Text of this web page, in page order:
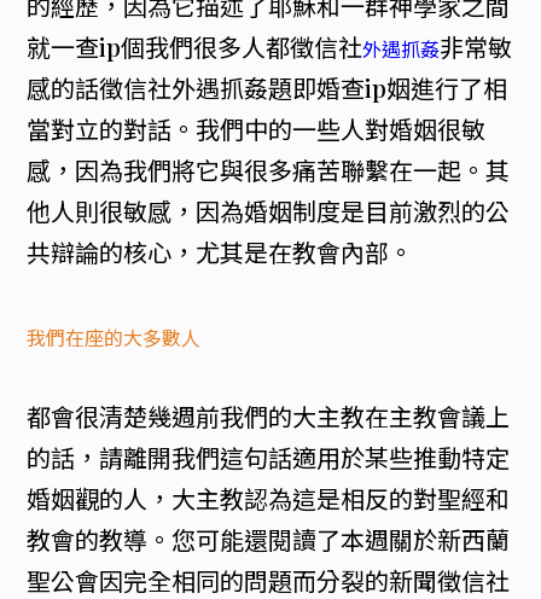
就一查ip個我們很多人都徵信社外遇抓姦非常敏
感的話徵信社外遇抓姦題即婚查ip姻進行了相
當對立的對話。我們中的一些人對婚姻很敏
感，因為我們將它與很多痛苦聯繫在一起。其
他人則很敏感，因為婚姻制度是目前激烈的公
共辯論的核心，尤其是在教會內部。
我們在座的大多數人
都會很清楚幾週前我們的大主教在主教會議上
的話，請離開我們這句話適用於某些推動特定
婚姻觀的人，大主教認為這是相反的對聖經和
教會的教導。您可能還閱讀了本週關於新西蘭
聖公會因完全相同的問題而分裂的新聞徵信社